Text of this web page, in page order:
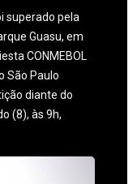
superado pela
Guasu, em
CONMEBOL
São Paulo
diante do
(8), às 9h,